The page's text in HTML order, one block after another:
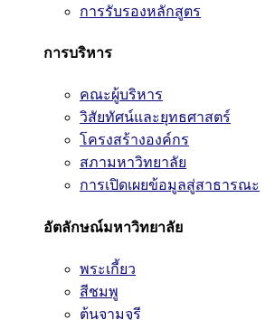
การรับรองหลักสูตร
การบริหาร
คณะผู้บริหาร
วิสัยทัศน์และยุทธศาสตร์
โครงสร้างองค์กร
สภามหาวิทยาลัย
การเปิดเผยข้อมูลสู่สาธารณะ
อัตลักษณ์มหาวิทยาลัย
พระเกี้ยว
สีชมพู
ต้นจามจุรี